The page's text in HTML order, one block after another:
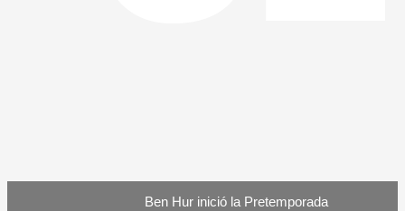
Ben Hur inició la Pretemporada